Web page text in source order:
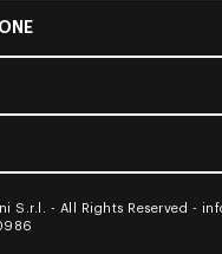
S.r.l. - All Rights Reserved -